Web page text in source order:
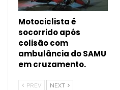
Motociclista é
socorrido após
colisão com
ambulância do SAMU
em cruzamento.
PREV NEXT